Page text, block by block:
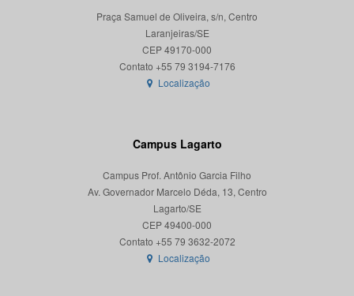
Praça Samuel de Oliveira, s/n, Centro
Laranjeiras/SE
CEP 49170-000
Localização
Campus Lagarto
Campus Prof. Antônio Garcia Filho
Av. Governador Marcelo Déda, 13, Centro
Lagarto/SE
CEP 49400-000
Localização